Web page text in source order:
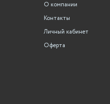
О компании
Контакты
Личный кабинет
Оферта